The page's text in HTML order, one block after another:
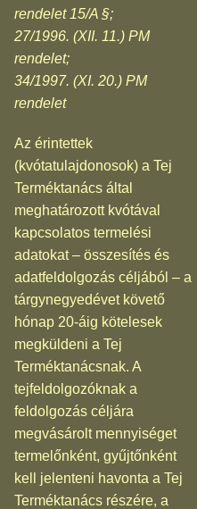
rendelet 15/A §;
27/1996. (XII. 11.) PM
rendelet;
34/1997. (XI. 20.) PM
rendelet
Az érintettek
(kvótatulajdonosok) a Tej
Terméktanács által
meghatározott kvótával
kapcsolatos termelési
adatokat – összesítés és
adatfeldolgozás céljából – a
tárgynegyedévet követő
hónap 20-áig kötelesek
megküldeni a Tej
Terméktanácsnak. A
tejfeldolgozóknak a
feldolgozás céljára
megvásárolt mennyiséget
termelőnként, gyűjtőnként
kell jelenteni havonta a Tej
Terméktanács részére, a